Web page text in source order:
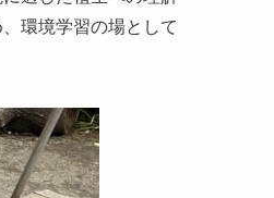
環境学習の場として